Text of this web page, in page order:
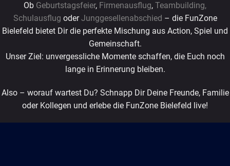
Ob Geburtstagsfeier, Firmenausflug, Teambuilding,
Schulausflug oderJunggesellenabschied – die FunZone
Bielefeld bietet Dir die perfekte Mischung aus Action, Spiel und
Gemeinschaft.
Unser Ziel: unvergessliche Momente schaffen, die Euch noch
lange in Erinnerung bleiben.
Also – worauf wartest Du? Schnapp Dir Deine Freunde, Familie
oder Kollegen und erlebe die FunZone Bielefeld live!